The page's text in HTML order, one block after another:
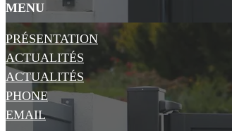
MENU
PRÉSENTATION
ACTUALITÉS
ACTUALITÉS
PHONE
EMAIL